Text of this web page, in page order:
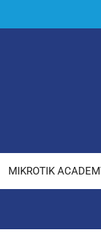
MIKROTIK